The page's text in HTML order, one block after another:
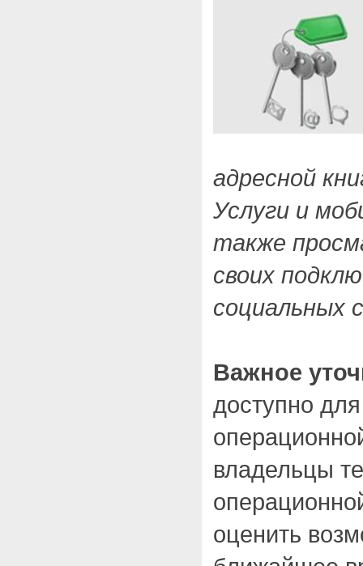
адресной
Услуги и
также
своих
социальных
Важное
доступно
владельцы
оценить